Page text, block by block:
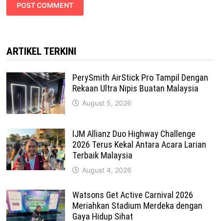
ARTIKEL TERKINI
PerySmith AirStick Pro Tampil Dengan
Rekaan Ultra Nipis Buatan Malaysia
August 5, 2026
IJM Allianz Duo Highway Challenge
2026 Terus Kekal Antara Acara Larian
Terbaik Malaysia
August 4, 2026
Watsons Get Active Carnival 2026
Meriahkan Stadium Merdeka dengan
Gaya Hidup Sihat